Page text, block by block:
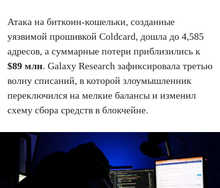
Атака на биткоин-кошельки, созданные
уязвимой прошивкой Coldcard, дошла до 4,585
адресов, а суммарные потери приблизились к
$89 млн. Galaxy Research зафиксировала третью
волну списаний, в которой злоумышленник
переключился на мелкие балансы и изменил
схему сбора средств в блокчейне.